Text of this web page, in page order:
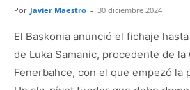
Por Javier Maestro - 30 diciembre 2024
El Baskonia anunció el fichaje
de Luka Samanic, procedente de
Fenerbahce, con el que empezó la